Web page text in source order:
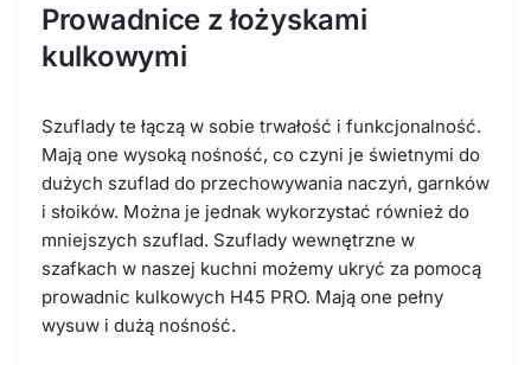
Prowadnice z łożyskami
kulkowymi
Szuflady te łączą w sobie trwałość i funkcjonalność.
Mają one wysoką nośność, co czyni je świetnymi do
dużych szuflad do przechowywania naczyń, garnków
i słoików. Można je jednak wykorzystać również do
mniejszych szuflad. Szuflady wewnętrzne w
szafkach w naszej kuchni możemy ukryć za pomocą
prowadnic kulkowych H45 PRO. Mają one pełny
wysuw i dużą nośność.